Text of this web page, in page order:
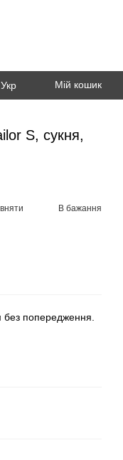
Укр Мій кошик
S, сукня,
В бажання
без попередження.